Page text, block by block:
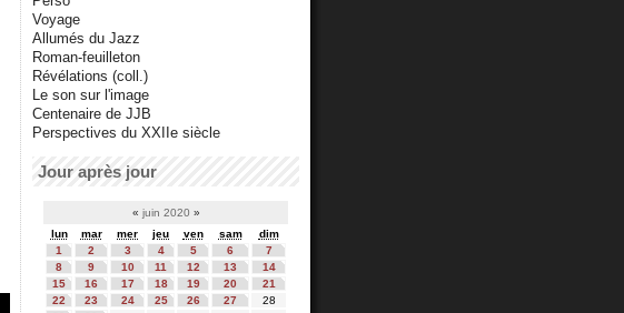
Voyage
Allumés du Jazz
Roman-feuilleton
Révélations (coll.)
Le son sur l'image
Centenaire de JJB
Perspectives du XXIIe siècle
Jour après jour
« juin 2020 »
lun
mar mer jeu ven sam
dim
1
2 3 4 5 6
7
8
9 10 11 12 13
14
15
16 17 18 19 20
21
22
23 24 25 26 27
28